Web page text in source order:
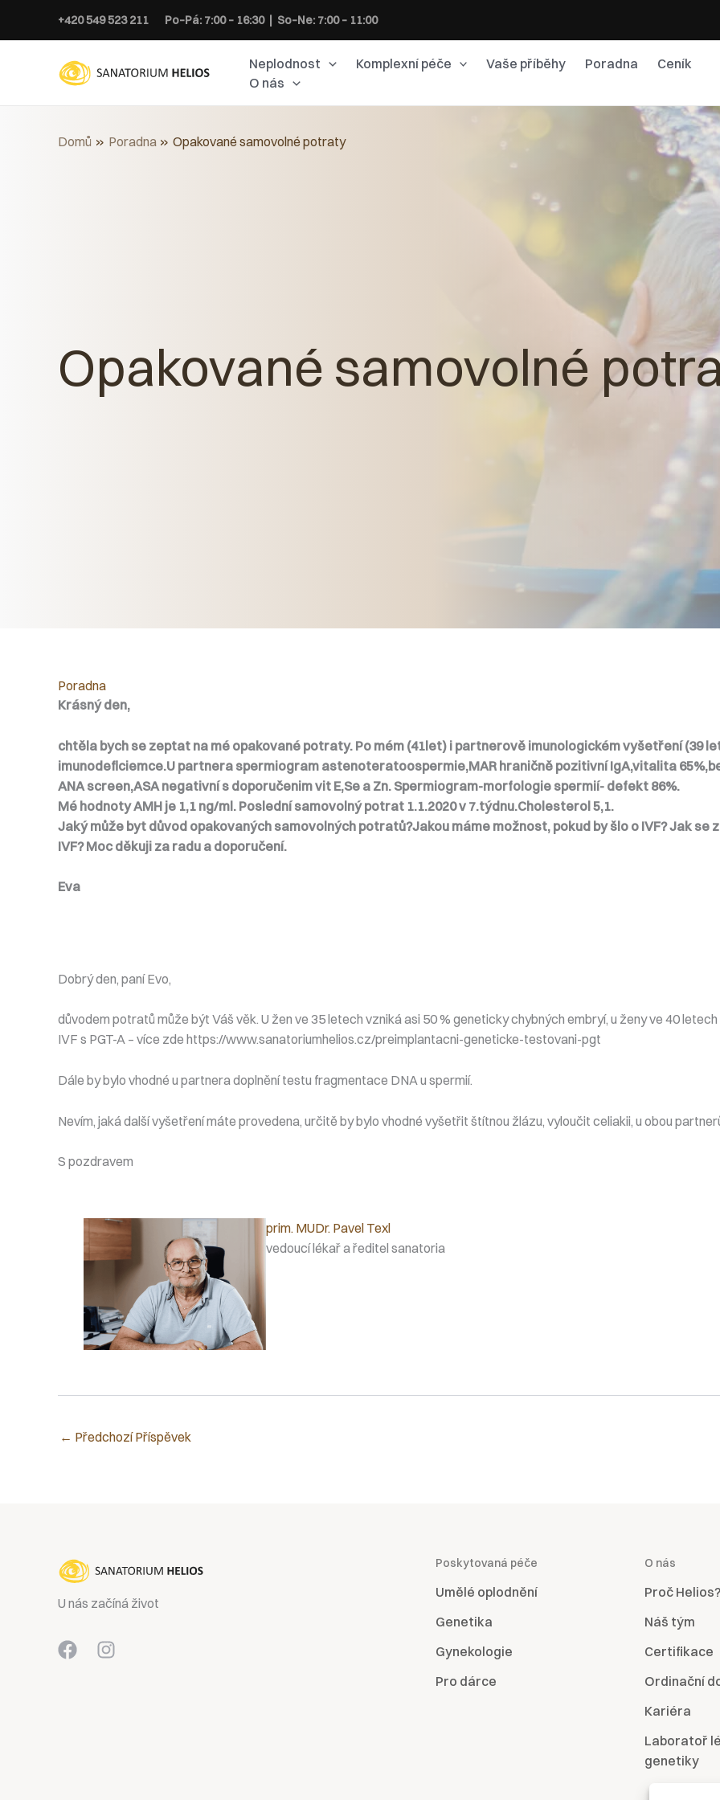
+420 549 523 211 Po–Pá: 7:00 – 16:30 | So–Ne: 7:00 – 11:00
Neplodnost Komplexní péče Vaše příběhy Poradna
Ceník
O nás
Opakované samovolné
Domů Poradna Opakované samovolné potraty
Poradna
Krásný den,
chtěla bych se zeptat na mé opakované potraty. Po mém (41let) i partnerově imunologickém vyšetření (39
imunodeficiemce.U partnera spermiogram astenoteratoospermie,MAR hraničně pozitivní IgA,vitalita
ANA screen,ASA negativní s doporučenim vit E,Se a Zn. Spermiogram-morfologie spermií- defekt 86%.
Mé hodnoty AMH je 1,1 ng/ml. Poslední samovolný potrat 1.1.2020 v 7.týdnu.Cholesterol 5,1.
Jaký může byt důvod opakovaných samovolných potratů?Jakou máme možnost, pokud by šlo o IVF? Jak
IVF? Moc děkuji za radu a doporučení.
Eva
Dobrý den, paní Evo,
důvodem potratů může být Váš věk. U žen ve 35 letech vzniká asi 50 % geneticky chybných embryí, u ženy ve 40
IVF s PGT-A – více zde https://www.sanatoriumhelios.cz/preimplantacni-geneticke-testovani-pgt
Dále by bylo vhodné u partnera doplnění testu fragmentace DNA u spermií.
Nevím, jaká další vyšetření máte provedena, určitě by bylo vhodné vyšetřit štítnou žlázu, vyloučit celiakii, u obou
S pozdravem
prim. MUDr. Pavel Texl
vedoucí lékař a ředitel sanatoria
← Předchozí Příspěvek
U nás začíná život
Poskytovaná péče
Umělé oplodnění
Genetika
Gynekologie
Pro dárce
O nás
Proč Helios?
Náš tým
Certifikace
Ordinační
Kariéra
Laboratoř
genetiky